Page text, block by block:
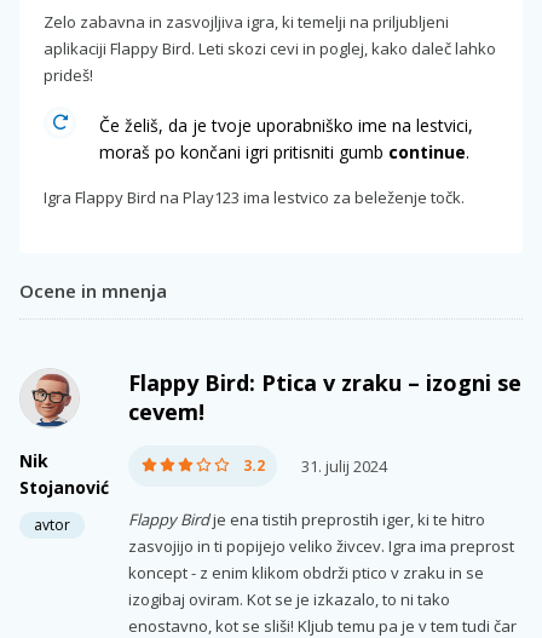
Zelo zabavna in zasvojljiva igra, ki temelji na priljubljeni
aplikaciji Flappy Bird. Leti skozi cevi in poglej, kako daleč lahko
prideš!
Če želiš, da je tvoje uporabniško ime na lestvici,
moraš po končani igri pritisniti gumb continue.
Igra Flappy Bird na Play123 ima lestvico za beleženje točk.
Ocene in mnenja
Nik
Stojanović
avtor
Flappy Bird: Ptica v zraku – izogni se
cevem!
3.2 31. julij 2024
Flappy Birdje ena tistih preprostih iger, ki te hitro
zasvojijo in ti popijejo veliko živcev. Igra ima preprost
koncept - z enim klikom obdrži ptico v zraku in se
izogibaj oviram. Kot se je izkazalo, to ni tako
enostavno, kot se sliši! Kljub temu pa je v tem tudi čar